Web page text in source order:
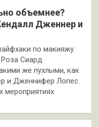
объемнее?
Дженнер и
по макияжу.
Сиард
же пухлыми, как
и Дженнифер Лопес.
мероприятиях